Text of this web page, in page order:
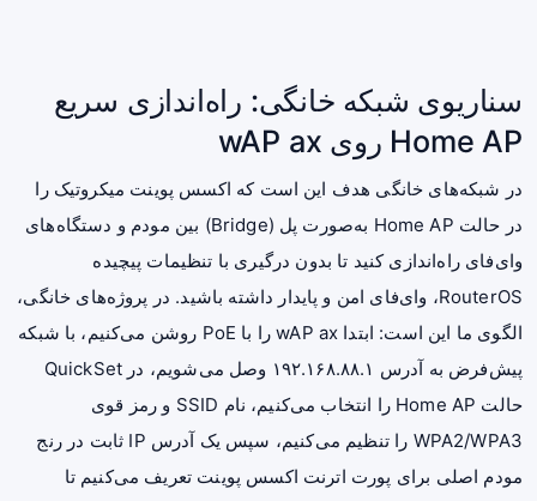
سناریوی شبکه خانگی: راه‌اندازی سریع
Home AP روی wAP ax
در شبکه‌های خانگی هدف این است که اکسس پوینت میکروتیک را
در حالت Home AP به‌صورت پل (Bridge) بین مودم و دستگاه‌های
وای‌فای راه‌اندازی کنید تا بدون درگیری با تنظیمات پیچیده
RouterOS، وای‌فای امن و پایدار داشته باشید. در پروژه‌های خانگی،
الگوی ما این است: ابتدا wAP ax را با PoE روشن می‌کنیم، با شبکه
پیش‌فرض به آدرس ۱۹۲.۱۶۸.۸۸.۱ وصل می‌شویم، در QuickSet
حالت Home AP را انتخاب می‌کنیم، نام SSID و رمز قوی
WPA2/WPA3 را تنظیم می‌کنیم، سپس یک آدرس IP ثابت در رنج
مودم اصلی برای پورت اترنت اکسس پوینت تعریف می‌کنیم تا